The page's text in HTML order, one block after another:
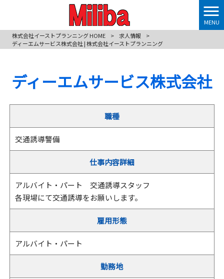
MENU
株式会社イーストプランニング HOME
> 求人情報
>
ディーエムサービス株式会社 | 株式会社イーストプランニング
ディーエムサービス株式会社
職種
交通誘導警備
仕事内容詳細
アルバイト・パート 交通誘導スタッフ
各現場にて交通誘導をお願いします。
雇用形態
アルバイト・パート
勤務地